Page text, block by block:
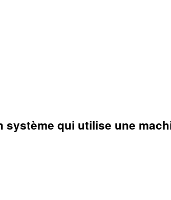
qui utilise une